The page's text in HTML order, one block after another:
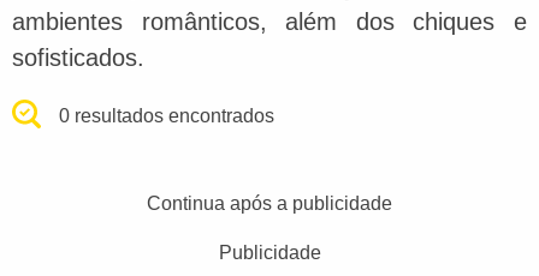
ambientes românticos, além dos chiques e
sofisticados.
0 resultados encontrados
Continua após a publicidade
Publicidade